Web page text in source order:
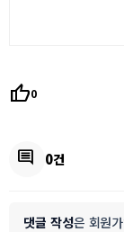
thumb_up0
comment 0건
댓글 작성은 회원